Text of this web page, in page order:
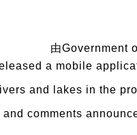
由Government
a mobile
and lakes in the
comments